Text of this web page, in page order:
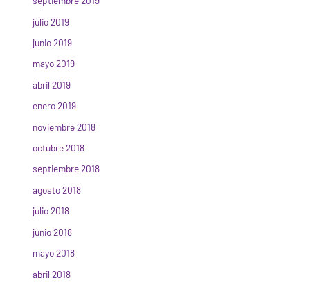
julio 2019
junio 2019
mayo 2019
abril 2019
enero 2019
noviembre 2018
octubre 2018
septiembre 2018
agosto 2018
julio 2018
junio 2018
mayo 2018
abril 2018